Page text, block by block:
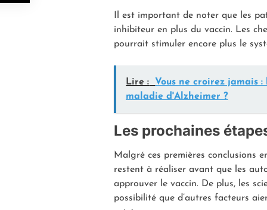
Il est important de noter que les
inhibiteur en plus du vaccin. Les
pourrait stimuler encore plus le
Lire :
Vous ne croirez jamais
maladie d'Alzheimer ?
Les prochaines
Malgré ces premières conclusions
restent à réaliser avant que les
approuver le vaccin. De plus, les
possibilité que d’autres facteurs